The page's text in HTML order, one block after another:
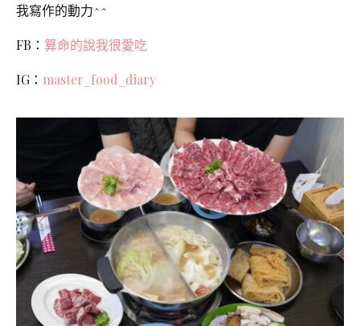
我寫作的動力^^
FB： 算命的說我很愛吃
IG： master_food_diary